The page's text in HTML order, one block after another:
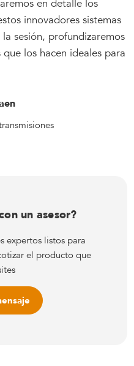
en detalle los
innovadores sistemas
sesión, profundizaremos
los hacen ideales para
un asesor?
expertos listos para
el producto que